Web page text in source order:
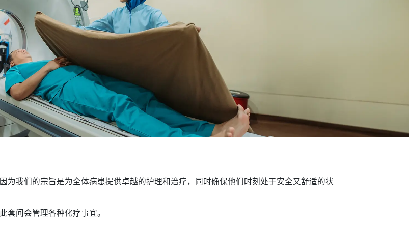
为我们的宗旨是为全体病患提供卓越的护理和治疗，同时确保他们时刻处于安全又舒适的状
套间会管理各种化疗事宜。